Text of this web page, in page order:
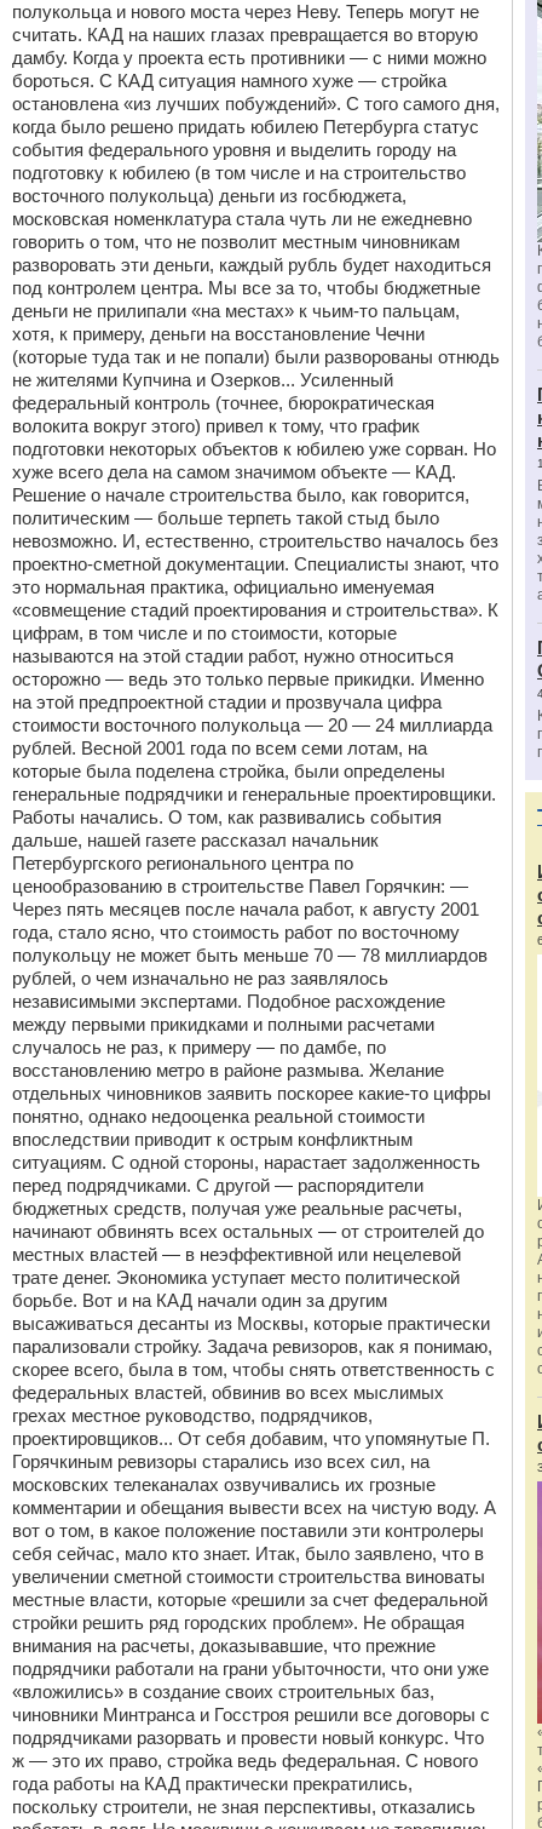
полукольца и нового моста через Неву. Теперь могут не
считать. КАД на наших глазах превращается во вторую
дамбу. Когда у проекта есть противники — с ними можно
бороться. С КАД ситуация намного хуже — стройка
остановлена «из лучших побуждений». С того самого дня,
когда было решено придать юбилею Петербурга статус
события федерального уровня и выделить городу на
подготовку к юбилею (в том числе и на строительство
восточного полукольца) деньги из госбюджета,
московская номенклатура стала чуть ли не ежедневно
говорить о том, что не позволит местным чиновникам
разворовать эти деньги, каждый рубль будет находиться
под контролем центра. Мы все за то, чтобы бюджетные
деньги не прилипали «на местах» к чьим-то пальцам,
хотя, к примеру, деньги на восстановление Чечни
(которые туда так и не попали) были разворованы отнюдь
не жителями Купчина и Озерков... Усиленный
федеральный контроль (точнее, бюрократическая
волокита вокруг этого) привел к тому, что график
подготовки некоторых объектов к юбилею уже сорван. Но
хуже всего дела на самом значимом объекте — КАД.
Решение о начале строительства было, как говорится,
политическим — больше терпеть такой стыд было
невозможно. И, естественно, строительство началось без
проектно-сметной документации. Специалисты знают, что
это нормальная практика, официально именуемая
«совмещение стадий проектирования и строительства». К
цифрам, в том числе и по стоимости, которые
называются на этой стадии работ, нужно относиться
осторожно — ведь это только первые прикидки. Именно
на этой предпроектной стадии и прозвучала цифра
стоимости восточного полукольца — 20 — 24 миллиарда
рублей. Весной 2001 года по всем семи лотам, на
которые была поделена стройка, были определены
генеральные подрядчики и генеральные проектировщики.
Работы начались. О том, как развивались события
дальше, нашей газете рассказал начальник
Петербургского регионального центра по
ценообразованию в строительстве Павел Горячкин: —
Через пять месяцев после начала работ, к августу 2001
года, стало ясно, что стоимость работ по восточному
полукольцу не может быть меньше 70 — 78 миллиардов
рублей, о чем изначально не раз заявлялось
независимыми экспертами. Подобное расхождение
между первыми прикидками и полными расчетами
случалось не раз, к примеру — по дамбе, по
восстановлению метро в районе размыва. Желание
отдельных чиновников заявить поскорее какие-то цифры
понятно, однако недооценка реальной стоимости
впоследствии приводит к острым конфликтным
ситуациям. С одной стороны, нарастает задолженность
перед подрядчиками. С другой — распорядители
бюджетных средств, получая уже реальные расчеты,
начинают обвинять всех остальных — от строителей до
местных властей — в неэффективной или нецелевой
трате денег. Экономика уступает место политической
борьбе. Вот и на КАД начали один за другим
высаживаться десанты из Москвы, которые практически
парализовали стройку. Задача ревизоров, как я понимаю,
скорее всего, была в том, чтобы снять ответственность с
федеральных властей, обвинив во всех мыслимых
грехах местное руководство, подрядчиков,
проектировщиков... От себя добавим, что упомянутые П.
Горячкиным ревизоры старались изо всех сил, на
московских телеканалах озвучивались их грозные
комментарии и обещания вывести всех на чистую воду. А
вот о том, в какое положение поставили эти контролеры
себя сейчас, мало кто знает. Итак, было заявлено, что в
увеличении сметной стоимости строительства виноваты
местные власти, которые «решили за счет федеральной
стройки решить ряд городских проблем». Не обращая
внимания на расчеты, доказывавшие, что прежние
подрядчики работали на грани убыточности, что они уже
«вложились» в создание своих строительных баз,
чиновники Минтранса и Госстроя решили все договоры с
подрядчиками разорвать и провести новый конкурс. Что
ж — это их право, стройка ведь федеральная. С нового
года работы на КАД практически прекратились,
поскольку строители, не зная перспективы, отказались